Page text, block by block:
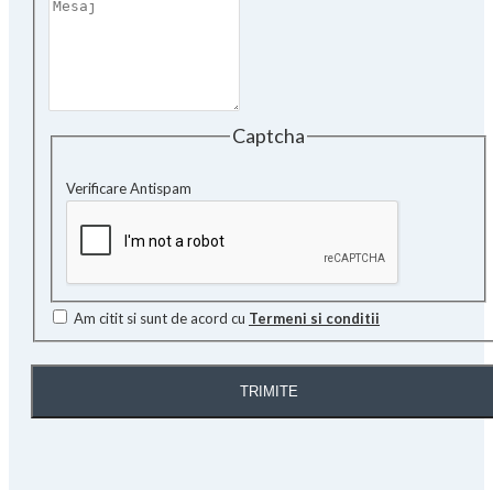
Captcha
Verificare Antispam
Am citit si sunt de acord cu Termeni si conditii
TRIMITE